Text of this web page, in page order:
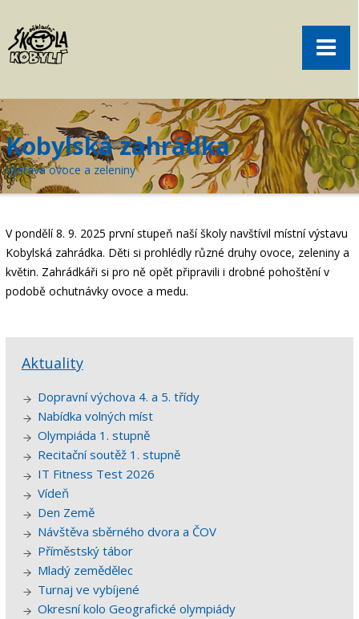
Aktuality
Volný čas
Kontakt
žákovská knížka
objednání obědů
Menu
Kobylská zahrádka
Výstava ovoce a zeleniny
V pondělí 8. 9. 2025 první stupeň naší školy navštívil místní výstavu
Kobylská zahrádka. Děti si prohlédly různé druhy ovoce, zeleniny a
květin. Zahrádkáři si pro ně opět připravili i drobné pohoštění v
podobě ochutnávky ovoce a medu.
Aktuality
Dopravní výchova 4. a 5. třídy
Nabídka volných míst
Olympiáda 1. stupně
Recitační soutěž 1. stupně
IT Fitness Test 2026
Vídeň
Den Země
Návštěva sběrného dvora a ČOV
Příměstský tábor
Mladý zemědělec
Turnaj ve vybíjené
Okresní kolo Geografické olympiády